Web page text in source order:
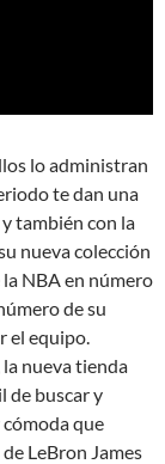
lo administran
te dan una
también con la
nueva colección
NBA en número
de su
el equipo.
la nueva tienda
de buscar y
que
LeBron James